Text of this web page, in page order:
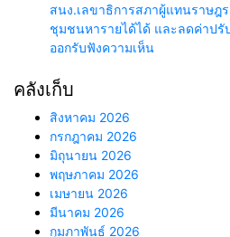
สนง.เลขาธิการสภาผู้แทนราษฎ
ชุมชนหารายได้ได้ และลดค่าป
ออกรับฟังความเห็น
คลังเก็บ
สิงหาคม 2026
กรกฎาคม 2026
มิถุนายน 2026
พฤษภาคม 2026
เมษายน 2026
มีนาคม 2026
กุมภาพันธ์ 2026